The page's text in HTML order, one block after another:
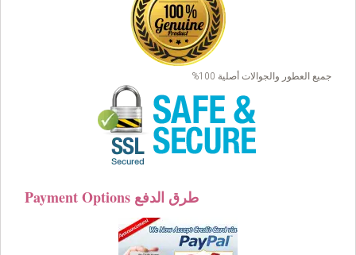
جميع العطور والجوالات أصلية 100%
Payment Options طرق الدفع